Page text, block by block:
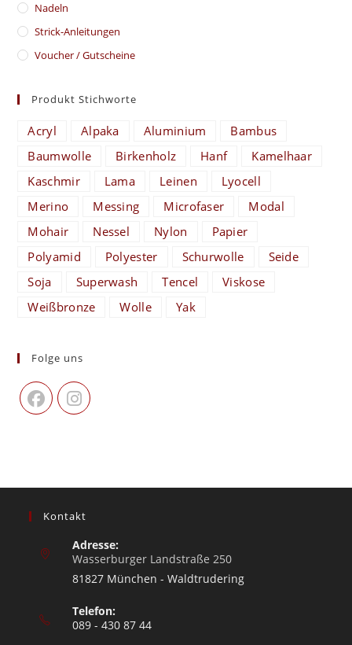
Nadeln
Strick-Anleitungen
Voucher / Gutscheine
Produkt Stichworte
Acryl Alpaka Aluminium
Bambus
Baumwolle
Birkenholz Hanf
Kamelhaar
Kaschmir
Lama Leinen
Lyocell
Merino
Messing Microfaser
Modal
Mohair
Nessel Nylon
Papier
Polyamid
Polyester Schurwolle
Seide
Soja
Superwash Tencel
Viskose
Weißbronze
Wolle Yak
Folge uns
Kontakt
Adresse:
Wasserburger Landstraße 250
81827 München - Waldtrudering
Telefon:
089 - 430 87 44